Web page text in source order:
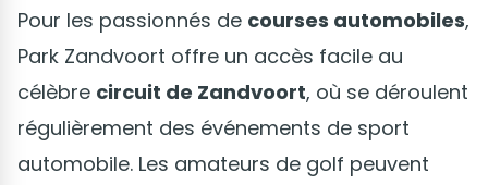
Pour les passionnés de courses automobiles,
Park Zandvoort offre un accès facile au
célèbre circuit de Zandvoort, où se déroulent
régulièrement des événements de sport
automobile. Les amateurs de golf peuvent